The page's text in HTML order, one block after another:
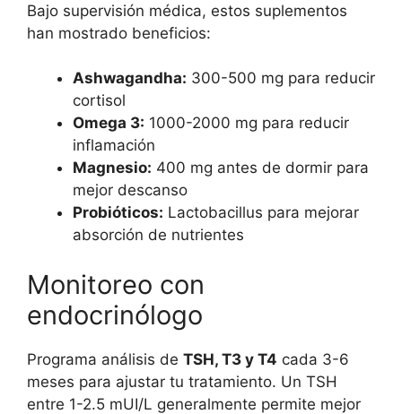
Bajo supervisión médica, estos suplementos
han mostrado beneficios:
Ashwagandha: 300-500 mg para reducir
cortisol
Omega 3: 1000-2000 mg para reducir
inflamación
Magnesio: 400 mg antes de dormir para
mejor descanso
Probióticos: Lactobacillus para mejorar
absorción de nutrientes
Monitoreo con
endocrinólogo
Programa análisis de TSH, T3 y T4 cada 3-6
meses para ajustar tu tratamiento. Un TSH
entre 1-2.5 mUI/L generalmente permite mejor